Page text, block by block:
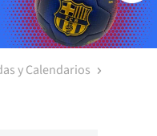
y Calendarios